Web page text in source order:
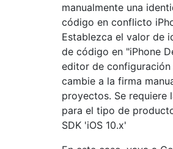
manualmente una
código en conflicto
Establezca el valor de
de código en "iPhone
editor de
cambie a la firma
proyectos. Se requiere
para el tipo de
SDK 'iOS 10.x'